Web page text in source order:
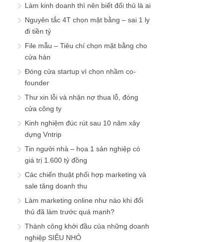
Làm kinh doanh thì nên biết đối thủ là ai
Nguyên tắc 4T chọn mặt bằng – sai 1 ly
đi tiền tỷ
File mẫu – Tiêu chí chọn mặt bằng cho
cửa hàn
Đóng cửa startup vì chọn nhầm co-
founder
Thư xin lỗi và nhận nợ thua lỗ, đóng
cửa công ty
Kinh nghiệm đúc rút sau 10 năm xây
dựng Vntrip
Tin người nhà – họa 1 sản nghiệp có
giá trị 1.600 tỷ đồng
Các chiến thuật phối hợp marketing và
sale tăng doanh thu
Làm marketing online như nào khi đối
thủ đã làm trước quá mạnh?
Thành công khởi đầu của những doanh
nghiệp SIÊU NHỎ